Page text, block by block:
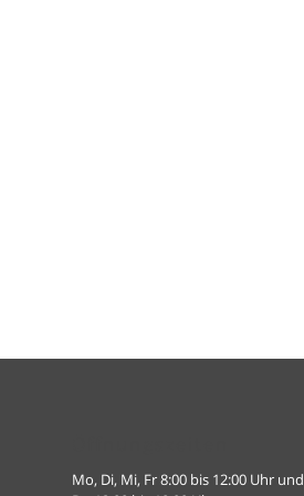
Mo, Di, Mi, Fr 8:00 bis 12:00 Uhr und